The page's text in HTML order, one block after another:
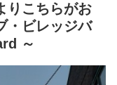
りこちらがお
ビレッジバ
～